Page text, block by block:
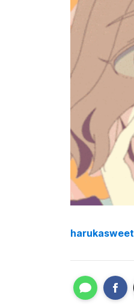
harukasweet